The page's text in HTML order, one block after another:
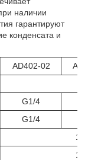
наличии
гарантируют
конденсата и
AD402-02
G1/4
G1/4